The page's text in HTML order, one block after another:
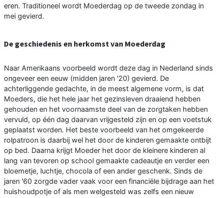
eren. Traditioneel wordt Moederdag op de tweede zondag in
mei gevierd.
De geschiedenis en herkomst van Moederdag
Naar Amerikaans voorbeeld wordt deze dag in Nederland sinds
ongeveer een eeuw (midden jaren '20) gevierd. De
achterliggende gedachte, in de meest algemene vorm, is dat
Moeders, die het hele jaar het gezinsleven draaiend hebben
gehouden en het voornaamste deel van de zorgtaken hebben
vervuld, op één dag daarvan vrijgesteld zijn en op een voetstuk
geplaatst worden. Het beste voorbeeld van het omgekeerde
rolpatroon is daarbij wel het door de kinderen gemaakte ontbijt
op bed. Daarna krijgt Moeder het door de kleinere kinderen al
lang van tevoren op school gemaakte cadeautje en verder een
bloemetje, luchtje, chocola of een ander geschenk. Sinds de
jaren '60 zorgde vader vaak voor een financiële bijdrage aan het
huishoudpotje of als men welgesteld was zelfs een nieuw